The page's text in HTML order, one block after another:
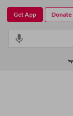
Get App Donate